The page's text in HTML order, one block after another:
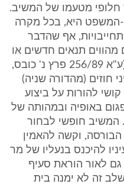
חלופי מטעמו של המשיב.
המשפט היא, בכל מקרה
אף שהדבר
מהווים תנאים חדשים או
משנים את אופיו של ההסכם" (ע"א 256/89 פרץ נ' כובס,
ג' שלו דיני חוזים (מהדורה שניה)
כל קושי להורות על ביצוע
באופיה ובמהותה של
המשיב חופשי לבחור
וקשה להאמין
להיכנס בנעליו של מר
גם לאור הוראת סעיף
זה לא ימנה בית